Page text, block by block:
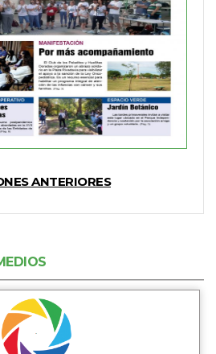
ANTERIORES